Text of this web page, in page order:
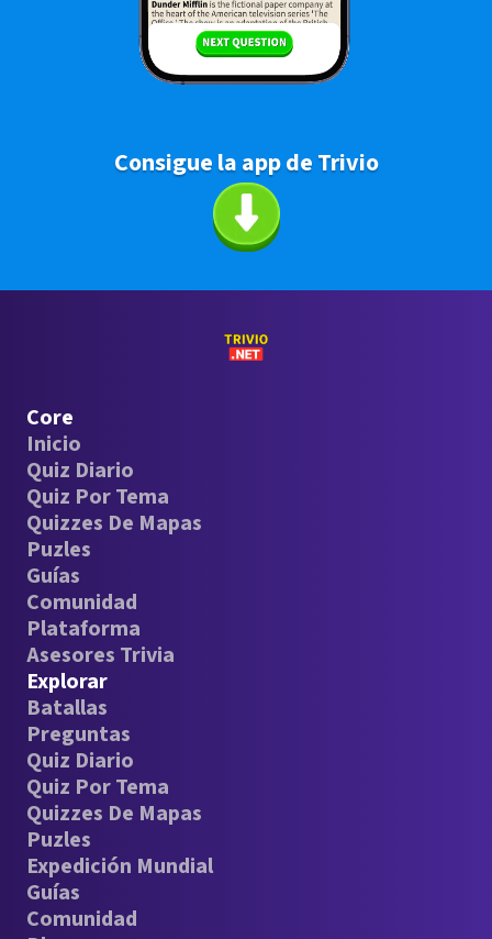
Consigue la app de Trivio
Core
Inicio
Quiz Diario
Quiz Por Tema
Quizzes De Mapas
Puzles
Guías
Comunidad
Plataforma
Asesores Trivia
Explorar
Batallas
Preguntas
Quiz Diario
Quiz Por Tema
Quizzes De Mapas
Puzles
Expedición Mundial
Guías
Comunidad